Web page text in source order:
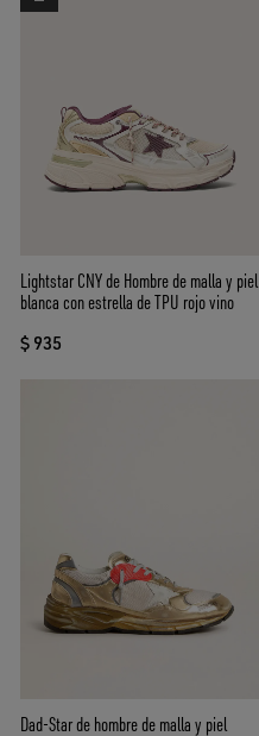
Lightstar CNY de Hombre de malla y piel
blanca con estrella de TPU rojo vino
$ 935
Dad-Star de hombre de malla y piel